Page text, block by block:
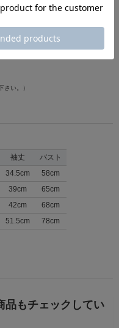
ポリウレタン5%/アップリケ:
さい。）
袖丈
バスト
34.5cm
58cm
39cm
65cm
42cm
68cm
51.5cm 78cm
品もチェックしてい